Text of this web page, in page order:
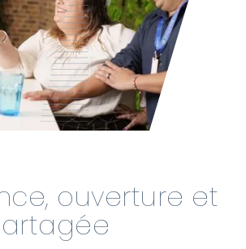
ouverture et